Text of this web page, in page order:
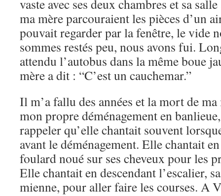
vaste avec ses deux chambres et sa
ma mère parcouraient les pièces d’un
pouvait regarder par la fenêtre, le vide
sommes restés peu, nous avons fui.
attendu l’autobus dans la même boue
mère a dit : “C’est un cauchemar.”
Il m’a fallu des années et la mort de
mon propre déménagement en
rappeler qu’elle chantait souvent
avant le déménagement. Elle chantait
foulard noué sur ses cheveux pour les
Elle chantait en descendant l’escalier,
mienne, pour aller faire les courses. A